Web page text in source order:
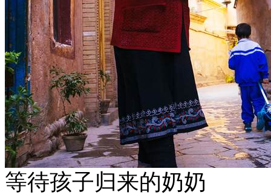
等待孩子归来的奶奶